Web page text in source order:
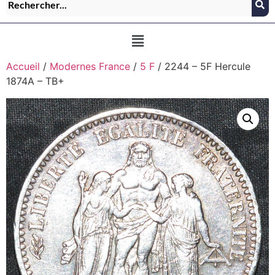
Accueil / Modernes France / 5 F / 2244 – 5F Hercule
1874A – TB+